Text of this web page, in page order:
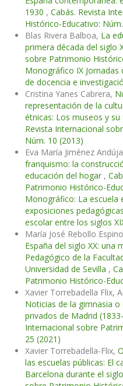
1930 , Cabás. Revista
Histórico-Educativo:
Blas Rivera Balboa, La
primera década del siglo
sobre Patrimonio
Monográfico IX Jornadas
de docencia e
Cristina Yanes Cabrera,
representación de la
étnicas: Los museos y
Revista Internacional
Núm. 10 (2013)
Eva María Jiménez
franquismo: la
educación del hogar ,
Patrimonio Histórico-
Monográfico: La escuela
exposiciones
escolar entre los siglos
María José Rebollo
España del siglo XX: una
Pedagógico de la
Universidad de Sevilla ,
Patrimonio Histórico-
Xavier Torrebadella Flix,
Noticias de la gimnasia
privados de Madrid
Internacional sobre
25 (2021)
Xavier Torrebadella-Flix,
las escuelas públicas: El
Barcelona durante el